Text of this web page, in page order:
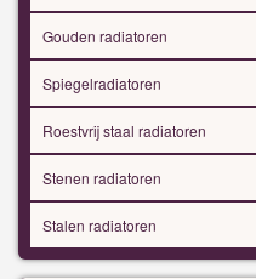
Gouden radiatoren
Spiegelradiatoren
Roestvrij staal radiatoren
Stenen radiatoren
Stalen radiatoren